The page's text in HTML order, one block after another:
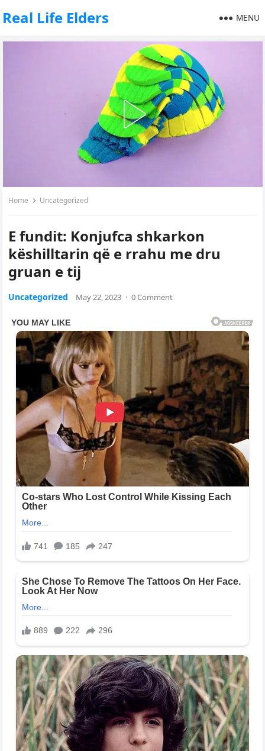
Real Life Elders MENU
Home Uncategorized
E fundit: Konjufca shkarkon
këshilltarin që e rrahu me dru
gruan e tij
Uncategorized May 22, 2023 · 0 Comment